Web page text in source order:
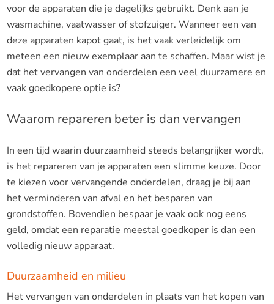
voor de apparaten die je dagelijks gebruikt. Denk aan je
wasmachine, vaatwasser of stofzuiger. Wanneer een van
deze apparaten kapot gaat, is het vaak verleidelijk om
meteen een nieuw exemplaar aan te schaffen. Maar wist je
dat het vervangen van onderdelen een veel duurzamere en
vaak goedkopere optie is?
Waarom repareren beter is dan vervangen
In een tijd waarin duurzaamheid steeds belangrijker wordt,
is het repareren van je apparaten een slimme keuze. Door
te kiezen voor vervangende onderdelen, draag je bij aan
het verminderen van afval en het besparen van
grondstoffen. Bovendien bespaar je vaak ook nog eens
geld, omdat een reparatie meestal goedkoper is dan een
volledig nieuw apparaat.
Duurzaamheid en milieu
Het vervangen van onderdelen in plaats van het kopen van